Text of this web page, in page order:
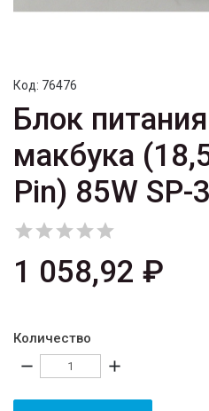
Код: 76476
Блок
макбука
Pin) 85W SP-

1 058,92 ₽
Количество
remove add